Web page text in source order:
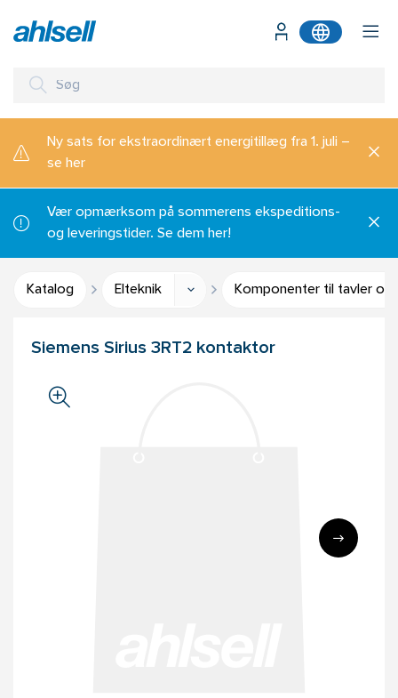
Ny sats for ekstraordinært energitillæg fra 1. juli –
se her
Vær opmærksom på sommerens ekspeditions-
og leveringstider. Se dem her!
Katalog Elteknik Komponenter til tavler og
Siemens Sirius 3RT2 kontaktor